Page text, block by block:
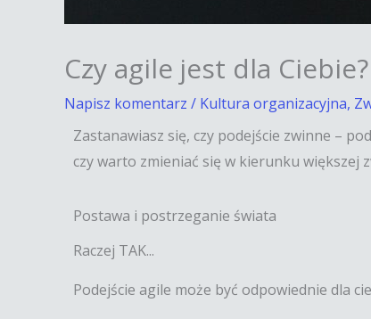
Czy agile jest dla Ciebie?
Napisz komentarz / Kultura organizacyjna,
Zastanawiasz się, czy podejście zwinne –
czy warto zmieniać się w kierunku większej
Postawa i postrzeganie świata
Raczej TAK...
Podejście agile może być odpowiednie dla